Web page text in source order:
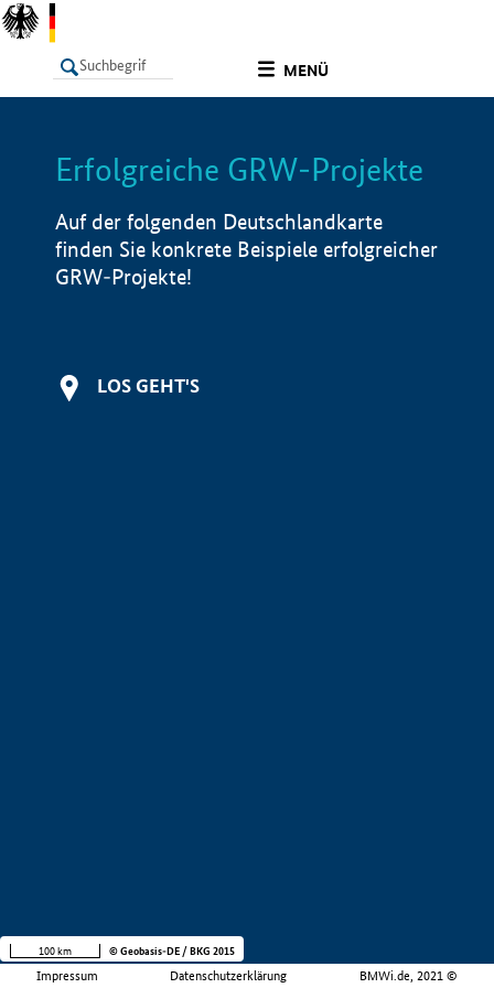
MENÜ
LISTE Info
Erfolgreiche GRW-Projekte
Auf der folgenden Deutschlandkarte
finden Sie konkrete Beispiele erfolgreicher
GRW-Projekte!
LOS GEHT'S
Impressum Datenschutzerklärung BMWi.de, 2021 ©
100 km © Geobasis-DE / BKG 2015